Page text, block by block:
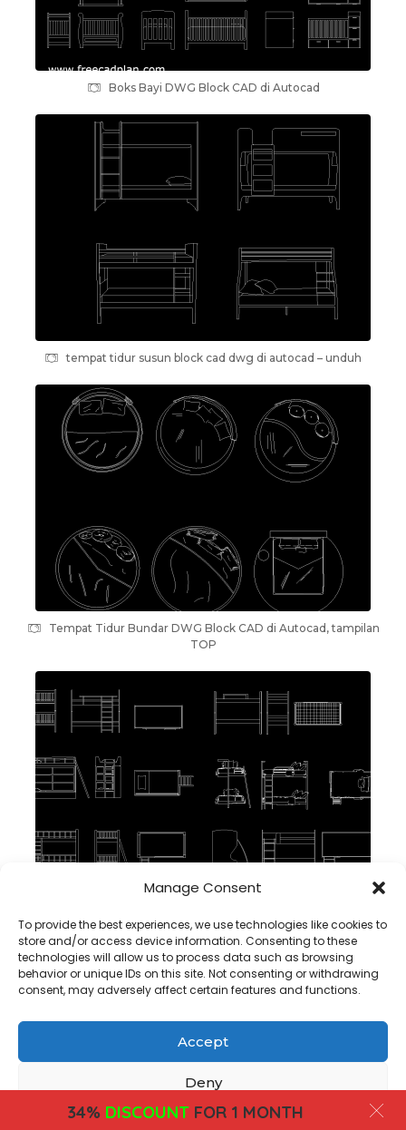
Manage Consent
To provide the best experiences, we use technologies like cookies to
store and/or access device information. Consenting to these
technologies will allow us to process data such as browsing
behavior or unique IDs on this site. Not consenting or withdrawing
consent, may adversely affect certain features and functions.
Accept
Deny
View preferences
Boks Bayi DWG Block CAD di Autocad
tempat tidur susun block cad dwg di autocad – unduh
Tempat Tidur Bundar DWG Block CAD di Autocad, tampilan
TOP
Copyright@ www.freecadplan.com
Privacy Policy-About Us-Contact-Cookies
34%DISCOUNTFOR 1 MONTH